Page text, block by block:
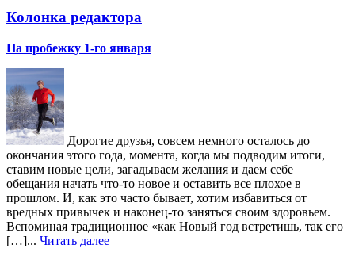
Колонка редактора
На пробежку 1-го января
Дорогие друзья, совсем немного осталось до
окончания этого года, момента, когда мы подводим итоги,
ставим новые цели, загадываем желания и даем себе
обещания начать что-то новое и оставить все плохое в
прошлом. И, как это часто бывает, хотим избавиться от
вредных привычек и наконец-то заняться своим здоровьем.
Вспоминая традиционное «как Новый год встретишь, так его
[…]... Читать далее